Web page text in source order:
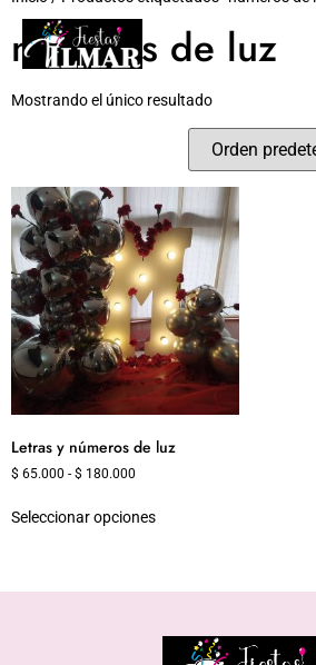
números de luz
Mostrando el único resultado
Letras y números de luz
$ 65.000 - $ 180.000
Seleccionar opciones